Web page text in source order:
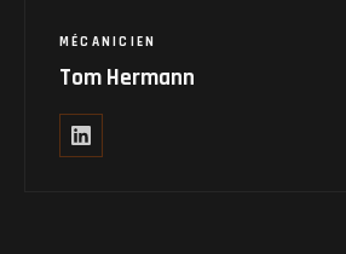
MÉCANICIEN
Tom Hermann